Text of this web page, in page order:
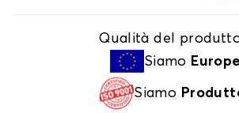
Qualità del
Siamo
Siamo